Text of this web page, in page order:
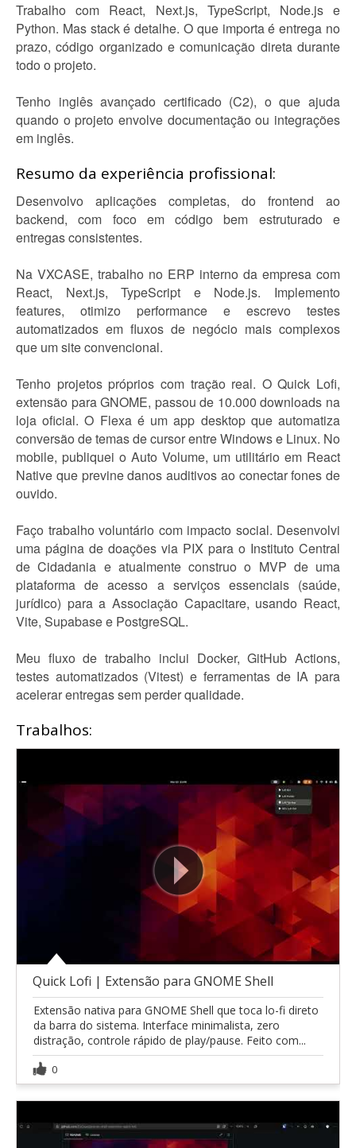
Trabalho com React, Next.js, TypeScript, Node.js e
Python. Mas stack é detalhe. O que importa é entrega no
prazo, código organizado e comunicação direta durante
todo o projeto.
Tenho inglês avançado certificado (C2), o que ajuda
quando o projeto envolve documentação ou integrações
em inglês.
Resumo da experiência profissional:
Desenvolvo aplicações completas, do frontend ao
backend, com foco em código bem estruturado e
entregas consistentes.
Na VXCASE, trabalho no ERP interno da empresa com
React, Next.js, TypeScript e Node.js. Implemento
features, otimizo performance e escrevo testes
automatizados em fluxos de negócio mais complexos
que um site convencional.
Tenho projetos próprios com tração real. O Quick Lofi,
extensão para GNOME, passou de 10.000 downloads na
loja oficial. O Flexa é um app desktop que automatiza
conversão de temas de cursor entre Windows e Linux. No
mobile, publiquei o Auto Volume, um utilitário em React
Native que previne danos auditivos ao conectar fones de
ouvido.
Faço trabalho voluntário com impacto social. Desenvolvi
uma página de doações via PIX para o Instituto Central
de Cidadania e atualmente construo o MVP de uma
plataforma de acesso a serviços essenciais (saúde,
jurídico) para a Associação Capacitare, usando React,
Vite, Supabase e PostgreSQL.
Meu fluxo de trabalho inclui Docker, GitHub Actions,
testes automatizados (Vitest) e ferramentas de IA para
acelerar entregas sem perder qualidade.
Trabalhos:
Quick Lofi | Extensão para GNOME Shell
Extensão nativa para GNOME Shell que toca lo-fi direto
da barra do sistema. Interface minimalista, zero
distração, controle rápido de play/pause. Feito com...
0